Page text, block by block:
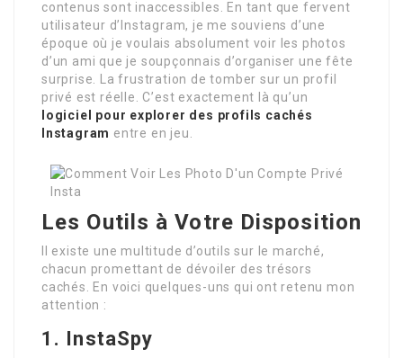
contenus sont inaccessibles. En tant que fervent
utilisateur d’Instagram, je me souviens d’une
époque où je voulais absolument voir les photos
d’un ami que je soupçonnais d’organiser une fête
surprise. La frustration de tomber sur un profil
privé est réelle. C’est exactement là qu’un
logiciel pour explorer des profils cachés
Instagram entre en jeu.
Les Outils à Votre Disposition
Il existe une multitude d’outils sur le marché,
chacun promettant de dévoiler des trésors
cachés. En voici quelques-uns qui ont retenu mon
attention :
1. InstaSpy